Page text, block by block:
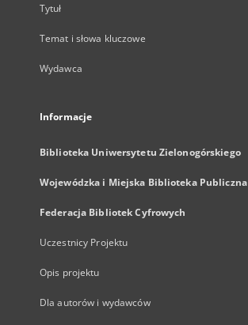
Tytuł
Temat i słowa kluczowe
Wydawca
Informacje
Biblioteka Uniwersytetu Zielonogórskiego
Wojewódzka i Miejska Biblioteka Publiczna
Federacja Bibliotek Cyfrowych
Uczestnicy Projektu
Opis projektu
Dla autorów i wydawców